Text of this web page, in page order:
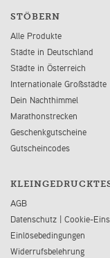
STÖBERN
Alle Produkte
Städte in Deutschland
Städte in Österreich
Internationale Großstädte
Dein Nachthimmel
Marathonstrecken
Geschenkgutscheine
Gutscheincodes
AGB
Datenschutz | Cookie-
Einlösebedingungen
Widerrufsbelehrung